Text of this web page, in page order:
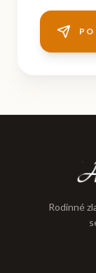
Rodinné